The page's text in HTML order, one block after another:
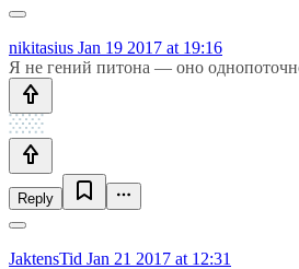
nikitasius Jan 19 2017 at 19:16
Я не гений питона — оно
Reply
JaktensTid Jan 21 2017 at 12:31